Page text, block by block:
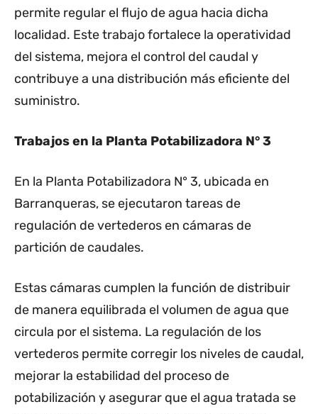
permite regular el flujo de agua hacia dicha
localidad. Este trabajo fortalece la operatividad
del sistema, mejora el control del caudal y
contribuye a una distribución más eficiente del
suministro.
Trabajos en la Planta Potabilizadora N° 3
En la Planta Potabilizadora N° 3, ubicada en
Barranqueras, se ejecutaron tareas de
regulación de vertederos en cámaras de
partición de caudales.
Estas cámaras cumplen la función de distribuir
de manera equilibrada el volumen de agua que
circula por el sistema. La regulación de los
vertederos permite corregir los niveles de caudal,
mejorar la estabilidad del proceso de
potabilización y asegurar que el agua tratada se